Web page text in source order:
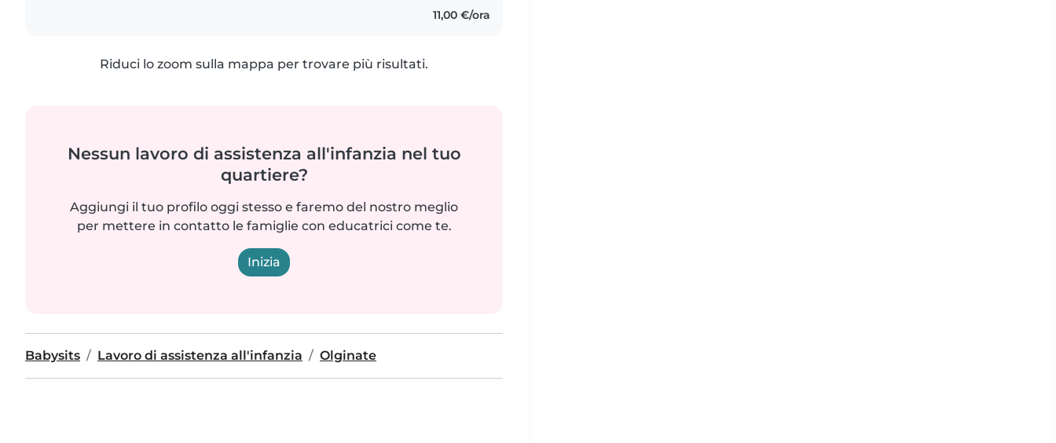
11,00 €/ora
Riduci lo zoom sulla mappa per trovare più risultati.
Nessun lavoro di assistenza all'infanzia nel tuo
quartiere?
Aggiungi il tuo profilo oggi stesso e faremo del nostro meglio
per mettere in contatto le famiglie con educatrici come te.
Inizia
Babysits Lavoro di assistenza all'infanzia Olginate